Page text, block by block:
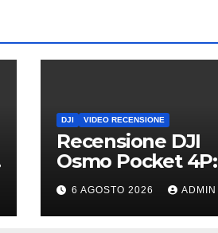
DJI VIDEO RECENSIONE
Recensione DJI
Osmo Pocket 4P:
non pensavo
potesse piacermi
così tanto
6 AGOSTO 2026 ADMIN